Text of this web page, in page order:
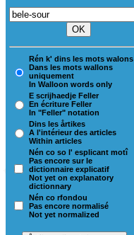
Rén k' dins les mots walons
Dans les mots wallons
uniquement
In Walloon words only
E scrijhaedje Feller
En écriture Feller
In "Feller" notation
Dins les årtikes
A l'intérieur des articles
Within articles
Nén co so l' esplicant motî
Pas encore sur le
dictionnaire explicatif
Not yet on explanatory
dictionnary
Nén co rfondou
Pas encore normalisé
Not yet normalized